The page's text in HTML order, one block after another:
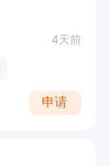
4天前
申请